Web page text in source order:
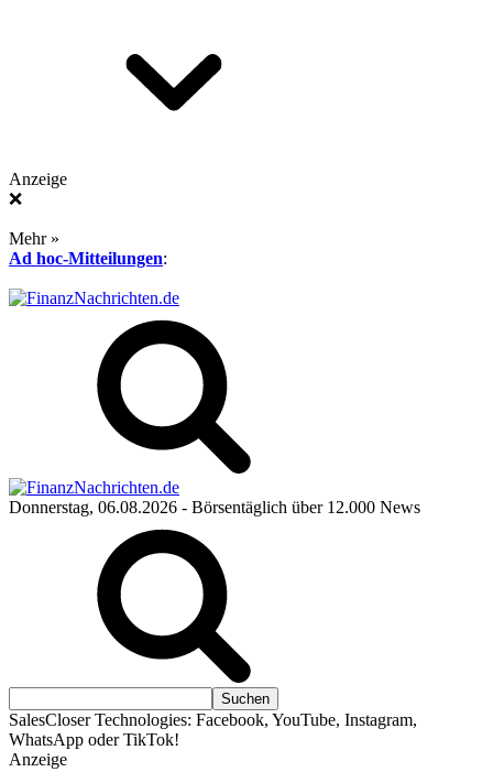
Anzeige
❌
Mehr »
Ad hoc-Mitteilungen:
Donnerstag, 06.08.2026 - Börsentäglich über 12.000 News
SalesCloser Technologies: Facebook, YouTube, Instagram,
WhatsApp oder TikTok!
Anzeige